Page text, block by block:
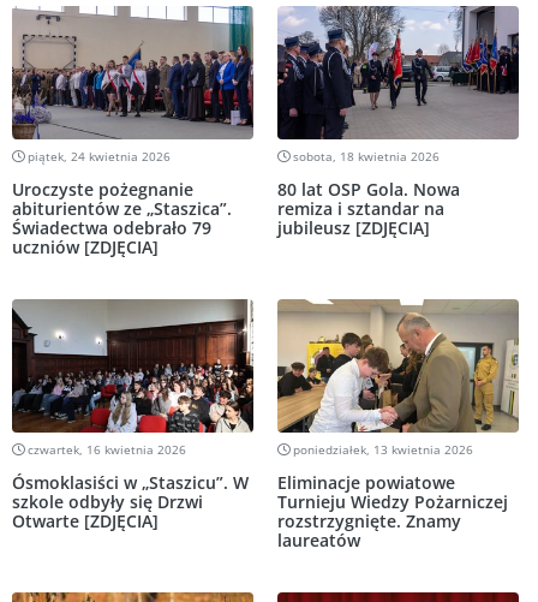
piątek, 24 kwietnia 2026
Uroczyste pożegnanie
abiturientów ze „Staszica”.
Świadectwa odebrało 79
uczniów [ZDJĘCIA]
sobota, 18 kwietnia 2026
80 lat OSP Gola. Nowa
remiza i sztandar na
jubileusz [ZDJĘCIA]
czwartek, 16 kwietnia 2026
Ósmoklasiści w „Staszicu”. W
szkole odbyły się Drzwi
Otwarte [ZDJĘCIA]
poniedziałek, 13 kwietnia 2026
Eliminacje powiatowe
Turnieju Wiedzy Pożarniczej
rozstrzygnięte. Znamy
laureatów